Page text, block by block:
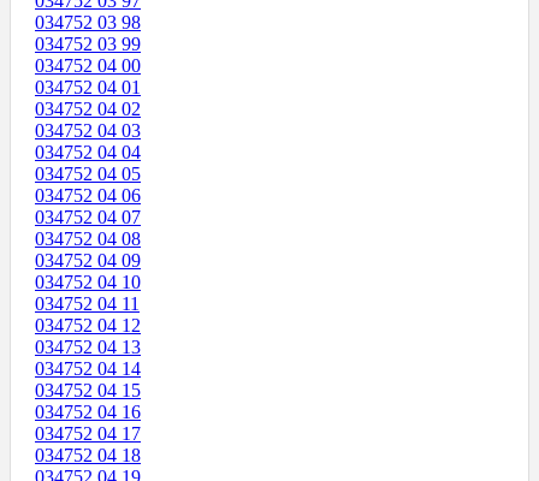
034752 03 98
034752 03 99
034752 04 00
034752 04 01
034752 04 02
034752 04 03
034752 04 04
034752 04 05
034752 04 06
034752 04 07
034752 04 08
034752 04 09
034752 04 10
034752 04 11
034752 04 12
034752 04 13
034752 04 14
034752 04 15
034752 04 16
034752 04 17
034752 04 18
034752 04 19